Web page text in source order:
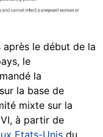
après le début de la
le
la
la base de
mixte sur la
à partir de
Etats-Unis du